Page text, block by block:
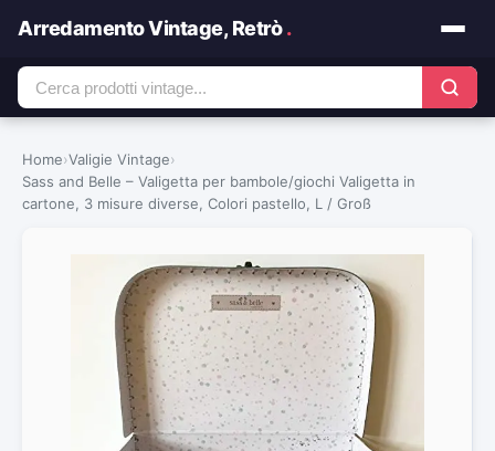
Arredamento Vintage, Retrò.
Home›Valigie Vintage›
Sass and Belle – Valigetta per bambole/giochi Valigetta in
cartone, 3 misure diverse, Colori pastello, L / Groß